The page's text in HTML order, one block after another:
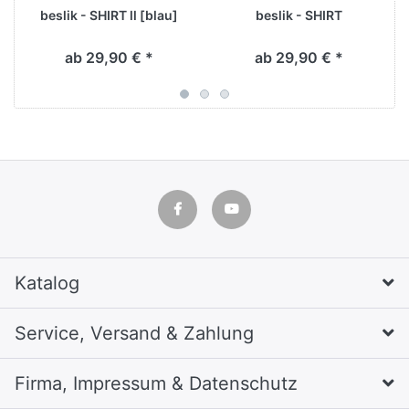
beslik - SHIRT ll [blau]
ab 29,90 € *
beslik - SHIRT
ab 29,90 € *
Katalog
Service, Versand & Zahlung
Firma, Impressum & Datenschutz